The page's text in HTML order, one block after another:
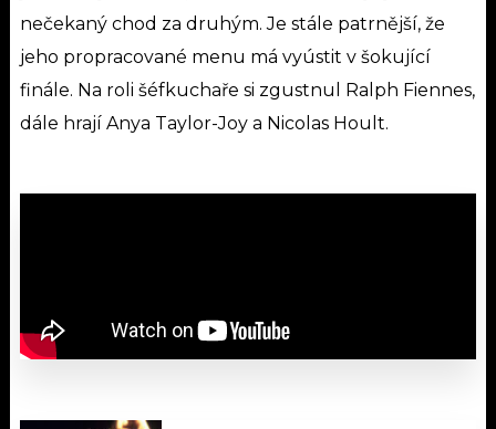
nečekaný chod za druhým. Je stále patrnější, že
jeho propracované menu má vyústit v šokující
finále. Na roli šéfkuchaře si zgustnul Ralph Fiennes,
dále hrají Anya Taylor-Joy a Nicolas Hoult.